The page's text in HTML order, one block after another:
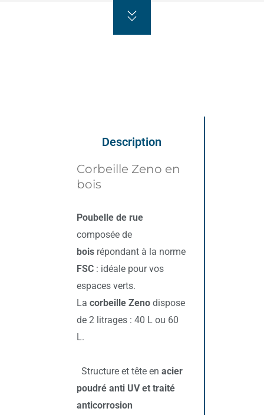
Description
Corbeille Zeno en
bois
Poubelle de rue
composée de
bois répondant à la norme
FSC : idéale pour vos
espaces verts.
La corbeille Zeno dispose
de 2 litrages : 40 L ou 60
L.
Structure et tête en acier
poudré anti UV et traité
anticorrosion